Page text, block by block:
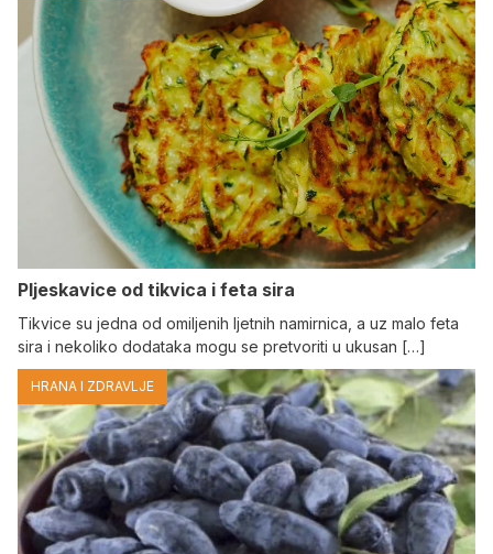
Pljeskavice od tikvica i feta sira
Tikvice su jedna od omiljenih ljetnih namirnica, a uz malo feta
sira i nekoliko dodataka mogu se pretvoriti u ukusan […]
HRANA I ZDRAVLJE